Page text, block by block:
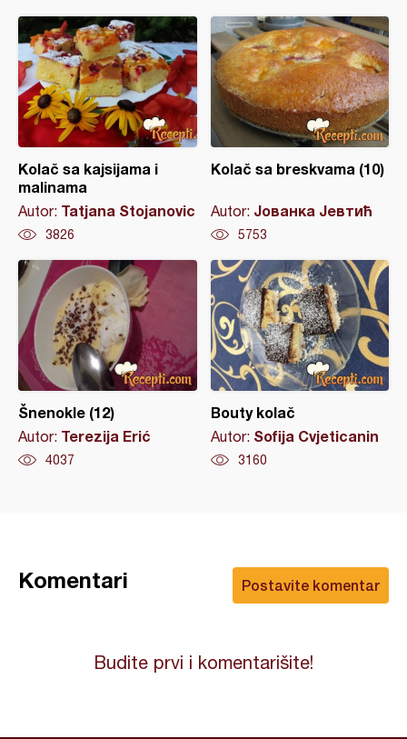
Kolač sa kajsijama i
malinama
Autor: Tatjana Stojanovic
3826
Kolač sa breskvama (10)
Autor: Јованка Јевтић
5753
Šnenokle (12)
Autor: Terezija Erić
4037
Bouty kolač
Autor: Sofija Cvjeticanin
3160
Postavite komentar
Komentari
Budite prvi i komentarišite!